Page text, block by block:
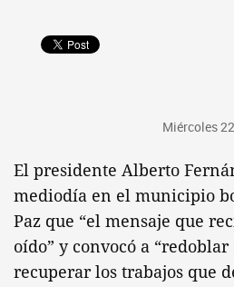
Miércoles
El presidente Alberto
mediodía en el municipio
Paz que “el mensaje que
oído” y convocó a
recuperar los trabajos que